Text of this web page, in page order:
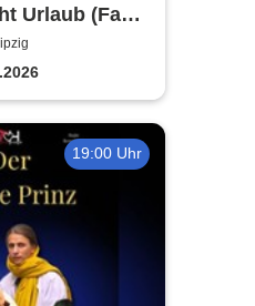
Urlaub (Fast)
im
19:00 Uhr